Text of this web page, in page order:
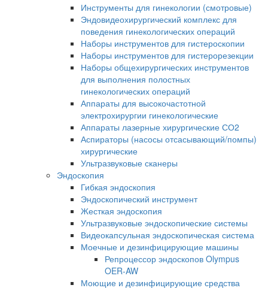
Инструменты для гинекологии (смотровые)
Эндовидеохирургический комплекс для
поведения гинекологических операций
Наборы инструментов для гистероскопии
Наборы инструментов для гистерорезекции
Наборы общехирургических инструментов
для выполнения полостных
гинекологических операций
Аппараты для высокочастотной
электрохирургии гинекологические
Аппараты лазерные хирургические СО2
Аспираторы (насосы отсасывающий/помпы)
хирургические
Ультразвуковые сканеры
Эндоскопия
Гибкая эндоскопия
Эндоскопический инструмент
Жесткая эндоскопия
Ультразвуковые эндоскопические системы
Видеокапсульная эндоскопическая система
Моечные и дезинфицирующие машины
Репроцессор эндоскопов Olympus
OER-AW
Моющие и дезинфицирующие средства